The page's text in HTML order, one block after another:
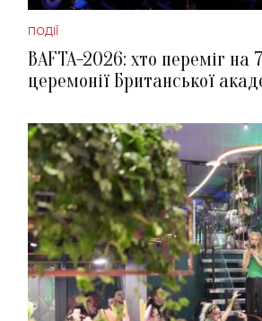
ПОДІЇ
BAFTA-2026: хто переміг на
церемонії Британської